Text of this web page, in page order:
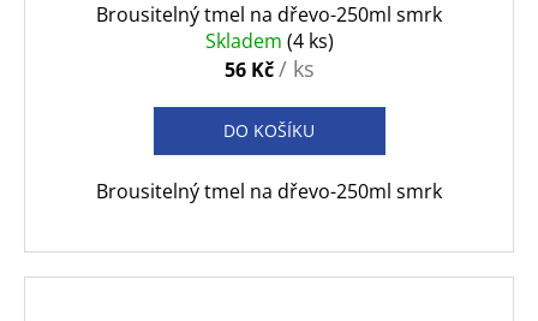
Brousitelný tmel na dřevo-250ml smrk
Skladem (4 ks)
56 Kč/ ks
DO KOŠÍKU
Brousitelný tmel na dřevo-250ml smrk